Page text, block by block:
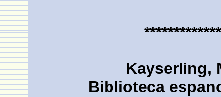
Kayserling,
Biblioteca